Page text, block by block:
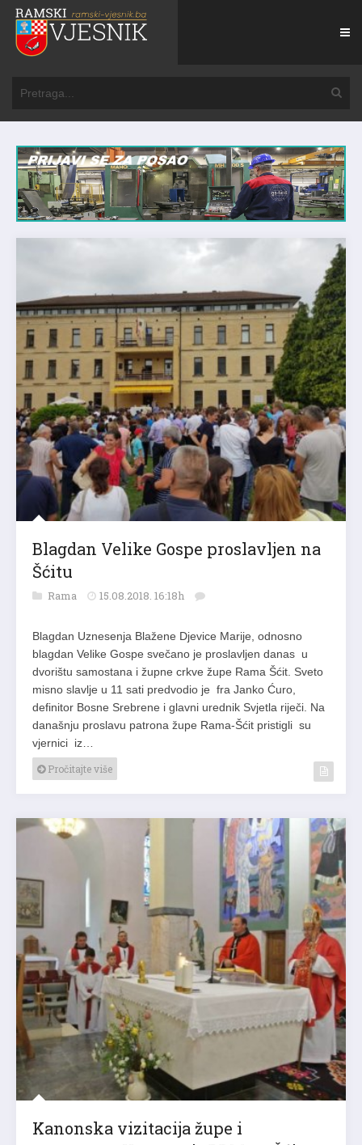
Blagdan Velike Gospe proslavljen na
Šćitu
Rama 15.08.2018. 16:18h
Blagdan Uznesenja Blažene Djevice Marije, odnosno
blagdan Velike Gospe svečano je proslavljen danas u
dvorištu samostana i župne crkve župe Rama Šćit. Sveto
misno slavlje u 11 sati predvodio je fra Janko Ćuro,
definitor Bosne Srebrene i glavni urednik Svjetla riječi. Na
današnju proslavu patrona župe Rama-Šćit pristigli su
vjernici iz…
Pročitajte više
Kanonska vizitacija župe i